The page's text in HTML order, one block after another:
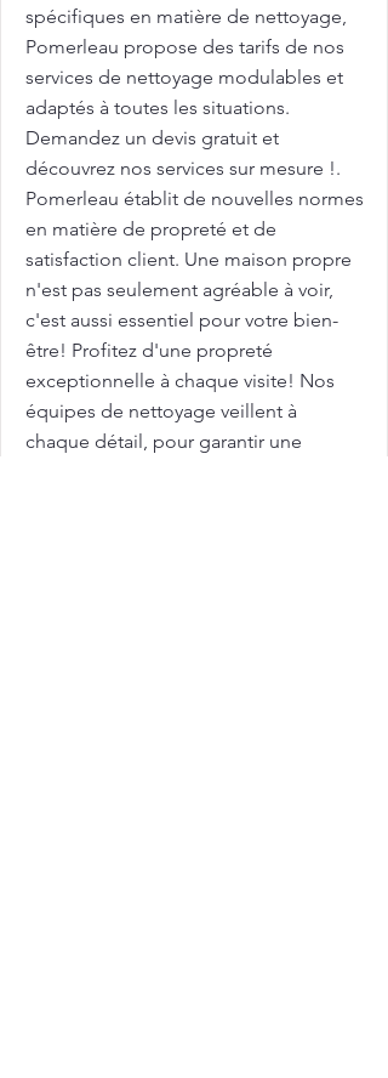
spécifiques en matière de nettoyage,
Pomerleau propose des tarifs de nos
services de nettoyage modulables et
adaptés à toutes les situations.
Demandez un devis gratuit et
découvrez nos services sur mesure !.
Pomerleau établit de nouvelles normes
en matière de propreté et de
satisfaction client. Une maison propre
n'est pas seulement agréable à voir,
c'est aussi essentiel pour votre bien-
être! Profitez d'une propreté
exceptionnelle à chaque visite! Nos
équipes de nettoyage veillent à
chaque détail, pour garantir une